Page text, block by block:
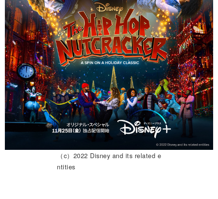
（c）2022 Disney and its related e
ntities